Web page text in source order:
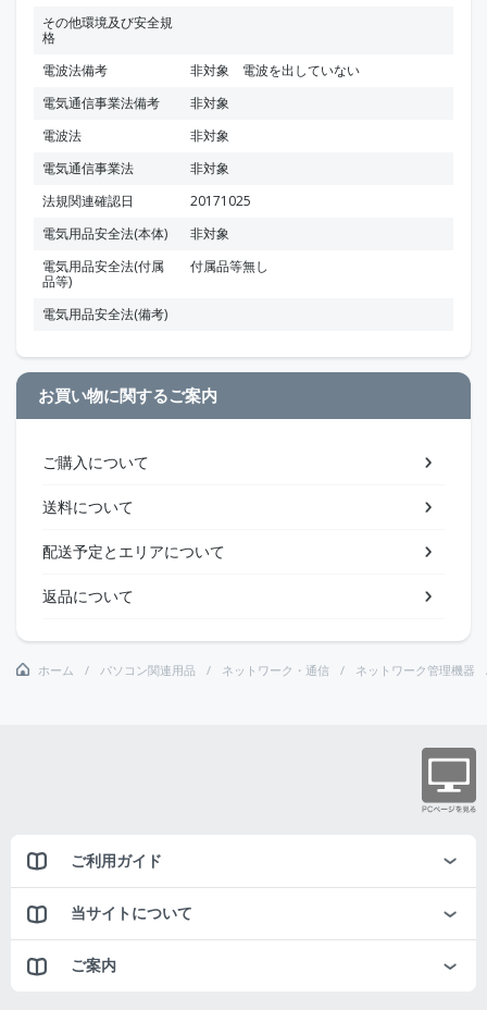
その他環境及び安全規
格
電波法備考
非対象 電波を出していない
電気通信事業法備考
非対象
電波法
非対象
電気通信事業法
非対象
法規関連確認日
20171025
電気用品安全法(本体)
非対象
電気用品安全法(付属
品等)
付属品等無し
電気用品安全法(備考)
お買い物に関するご案内
ご購入について
送料について
配送予定とエリアについて
返品について
ホーム パソコン関連用品 ネットワーク・通信 ネットワーク管理機器
ご利用ガイド
当サイトについて
ご案内